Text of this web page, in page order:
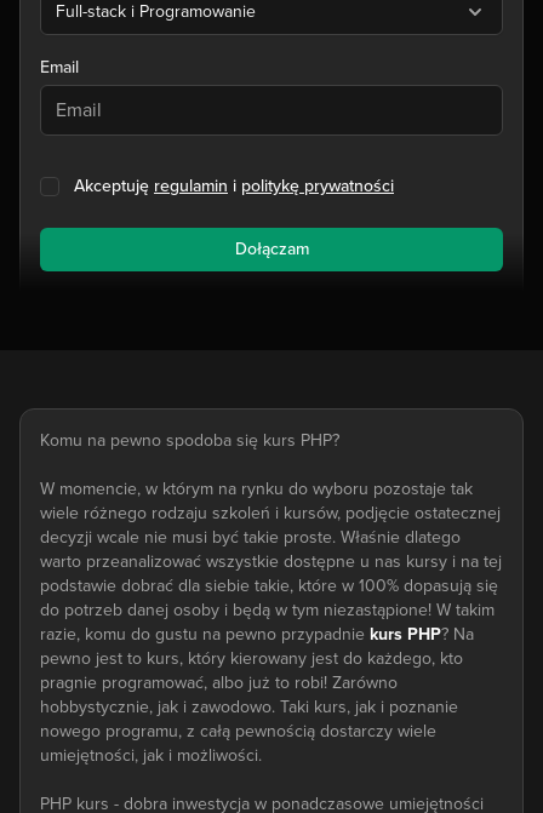
Full-stack i Programowanie
Email
Akceptuję regulamin i politykę prywatności
Dołączam
Komu na pewno spodoba się kurs PHP?
W momencie, w którym na rynku do wyboru pozostaje tak
wiele różnego rodzaju szkoleń i kursów, podjęcie ostatecznej
decyzji wcale nie musi być takie proste. Właśnie dlatego
warto przeanalizować wszystkie dostępne u nas kursy i na tej
podstawie dobrać dla siebie takie, które w 100% dopasują się
do potrzeb danej osoby i będą w tym niezastąpione! W takim
razie, komu do gustu na pewno przypadnie kurs PHP? Na
pewno jest to kurs, który kierowany jest do każdego, kto
pragnie programować, albo już to robi! Zarówno
hobbystycznie, jak i zawodowo. Taki kurs, jak i poznanie
nowego programu, z całą pewnością dostarczy wiele
umiejętności, jak i możliwości.
PHP kurs - dobra inwestycja w ponadczasowe umiejętności